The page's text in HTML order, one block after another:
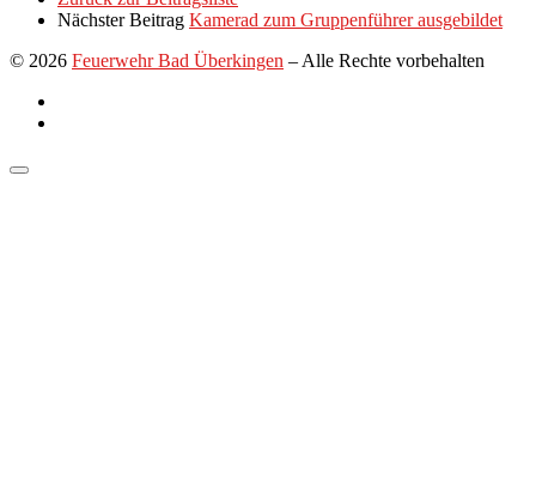
Nächster Beitrag Kamerad zum Gruppenführer ausgebildet
© 2026 Feuerwehr Bad Überkingen – Alle Rechte vorbehalten